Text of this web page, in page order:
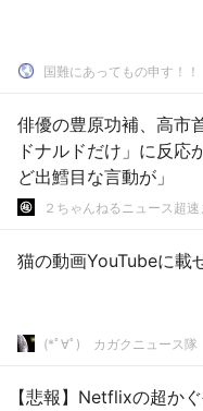
国難にあってもの申す！！
俳優の豊原功補、高市
ドナルドだけ」に反応
ど出鱈目な言動が」
２ちゃんねるニュース超速
猫の動画YouTubeに載
(*ﾟ∀ﾟ)ゞカガクニュース隊
【悲報】Netflixの超か